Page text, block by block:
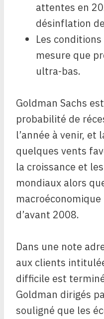
attentes en
désinflation
Les
mesure que
ultra-bas.
Goldman Sachs
probabilité de
l’année à venir, et
quelques vents
la croissance et
mondiaux alors
d’avant 2008.
Dans une note
aux clients
difficile est
Goldman dirigés
souligné que les